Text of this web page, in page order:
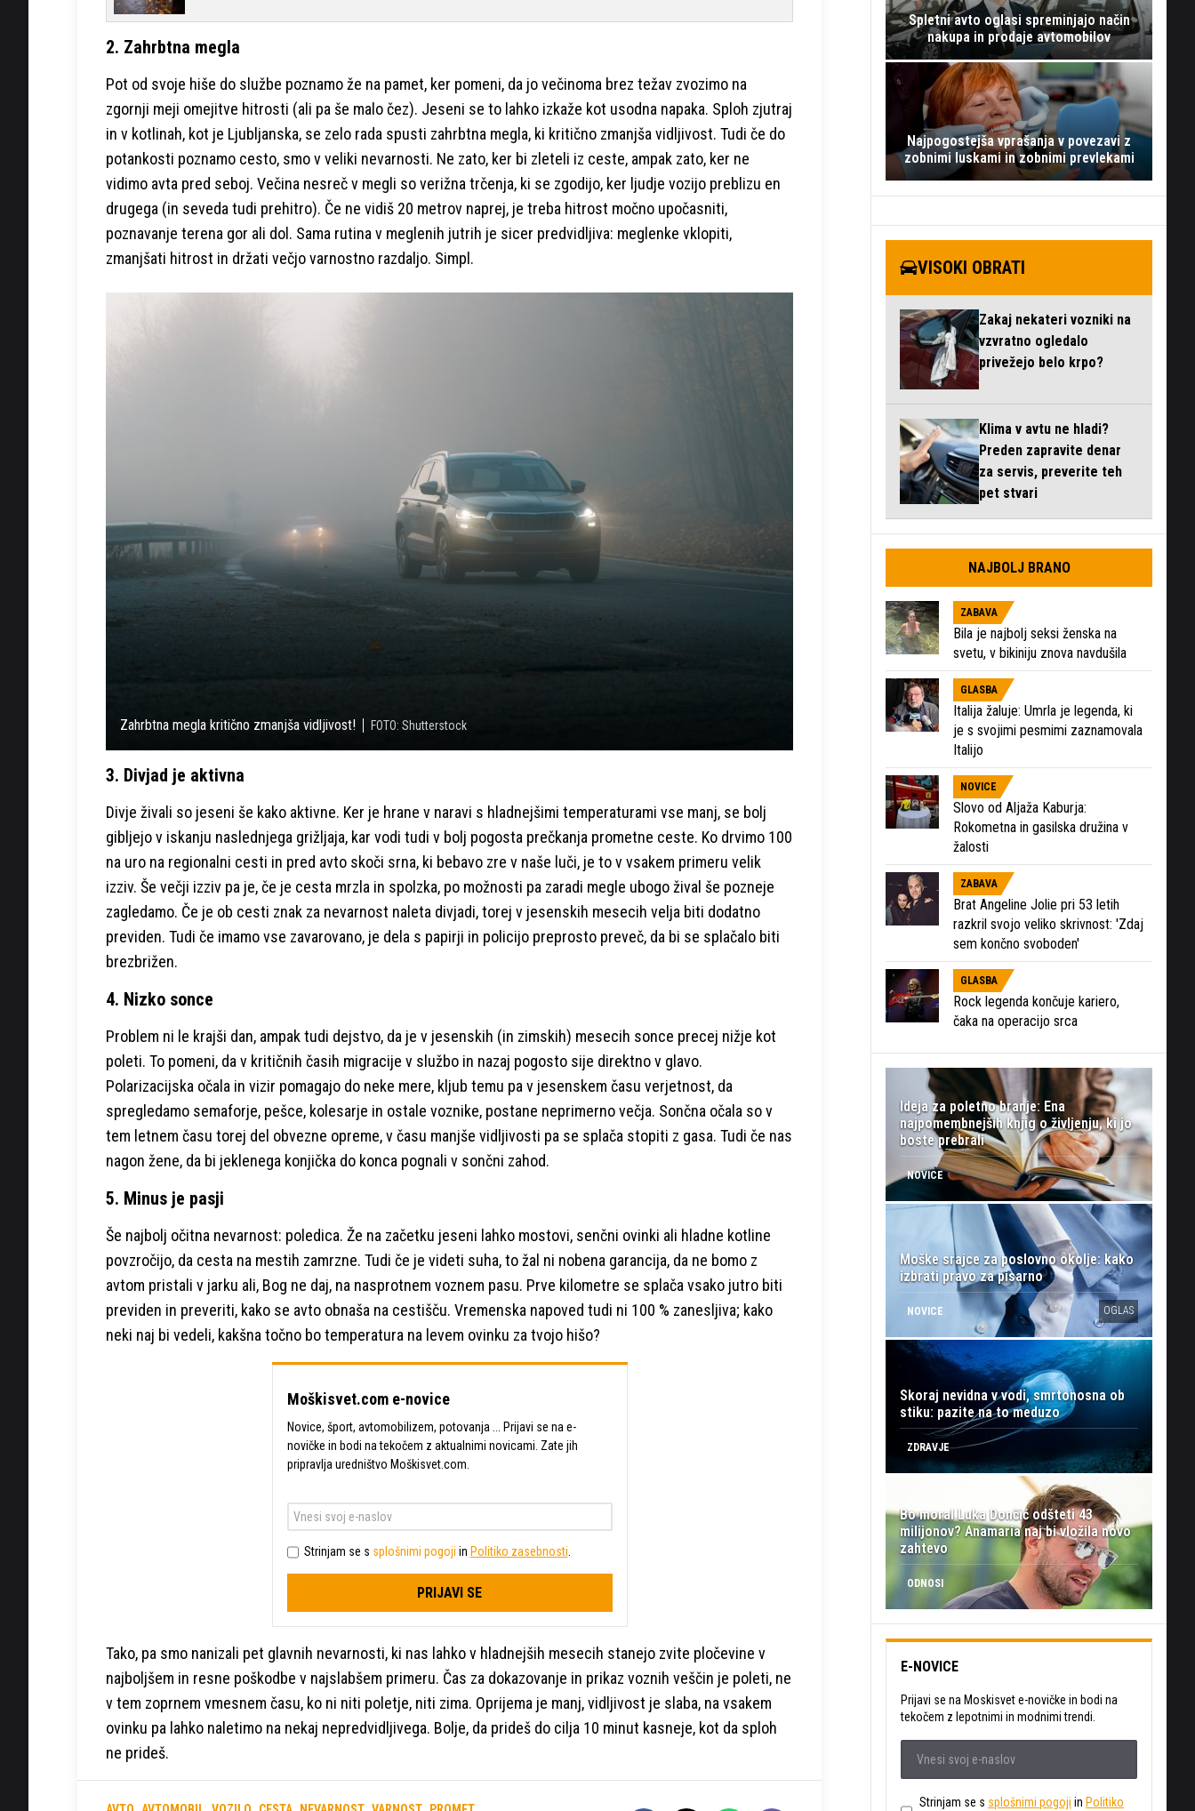
2. Zahrbtna megla
Pot od svoje hiše do službe poznamo že na pamet, ker pomeni, da jo večinoma brez težav zvozimo na
zgornji meji omejitve hitrosti (ali pa še malo čez). Jeseni se to lahko izkaže kot usodna napaka. Sploh zjutraj
in v kotlinah, kot je Ljubljanska, se zelo rada spusti zahrbtna megla, ki kritično zmanjša vidljivost. Tudi če do
potankosti poznamo cesto, smo v veliki nevarnosti. Ne zato, ker bi zleteli iz ceste, ampak zato, ker ne
vidimo avta pred seboj. Večina nesreč v megli so verižna trčenja, ki se zgodijo, ker ljudje vozijo preblizu en
drugega (in seveda tudi prehitro). Če ne vidiš 20 metrov naprej, je treba hitrost močno upočasniti,
poznavanje terena gor ali dol. Sama rutina v meglenih jutrih je sicer predvidljiva: meglenke vklopiti,
zmanjšati hitrost in držati večjo varnostno razdaljo. Simpl.
Zahrbtna megla kritično zmanjša vidljivost! FOTO: Shutterstock
3. Divjad je aktivna
Divje živali so jeseni še kako aktivne. Ker je hrane v naravi s hladnejšimi temperaturami vse manj, se bolj
gibljejo v iskanju naslednjega grižljaja, kar vodi tudi v bolj pogosta prečkanja prometne ceste. Ko drvimo 100
na uro na regionalni cesti in pred avto skoči srna, ki bebavo zre v naše luči, je to v vsakem primeru velik
izziv. Še večji izziv pa je, če je cesta mrzla in spolzka, po možnosti pa zaradi megle ubogo žival še pozneje
zagledamo. Če je ob cesti znak za nevarnost naleta divjadi, torej v jesenskih mesecih velja biti dodatno
previden. Tudi če imamo vse zavarovano, je dela s papirji in policijo preprosto preveč, da bi se splačalo biti
brezbrižen.
4. Nizko sonce
Problem ni le krajši dan, ampak tudi dejstvo, da je v jesenskih (in zimskih) mesecih sonce precej nižje kot
poleti. To pomeni, da v kritičnih časih migracije v službo in nazaj pogosto sije direktno v glavo.
Polarizacijska očala in vizir pomagajo do neke mere, kljub temu pa v jesenskem času verjetnost, da
spregledamo semaforje, pešce, kolesarje in ostale voznike, postane neprimerno večja. Sončna očala so v
tem letnem času torej del obvezne opreme, v času manjše vidljivosti pa se splača stopiti z gasa. Tudi če nas
nagon žene, da bi jeklenega konjička do konca pognali v sončni zahod.
5. Minus je pasji
Še najbolj očitna nevarnost: poledica. Že na začetku jeseni lahko mostovi, senčni ovinki ali hladne kotline
povzročijo, da cesta na mestih zamrzne. Tudi če je videti suha, to žal ni nobena garancija, da ne bomo z
avtom pristali v jarku ali, Bog ne daj, na nasprotnem voznem pasu. Prve kilometre se splača vsako jutro biti
previden in preveriti, kako se avto obnaša na cestišču. Vremenska napoved tudi ni 100 % zanesljiva; kako
neki naj bi vedeli, kakšna točno bo temperatura na levem ovinku za tvojo hišo?
Moškisvet.com e-novice
Novice, šport, avtomobilizem, potovanja ... Prijavi se na e-
novičke in bodi na tekočem z aktualnimi novicami. Zate jih
pripravlja uredništvo Moškisvet.com.
Strinjam se s splošnimi pogoji in Politiko zasebnosti
PRIJAVI SE
Tako, pa smo nanizali pet glavnih nevarnosti, ki nas lahko v hladnejših mesecih stanejo zvite pločevine v
najboljšem in resne poškodbe v najslabšem primeru. Čas za dokazovanje in prikaz voznih veščin je poleti, ne
v tem zoprnem vmesnem času, ko ni niti poletje, niti zima. Oprijema je manj, vidljivost je slaba, na vsakem
ovinku pa lahko naletimo na nekaj nepredvidljivega. Bolje, da prideš do cilja 10 minut kasneje, kot da sploh
ne prideš.
Spletni avto oglasi spreminjajo način
nakupa in prodaje avtomobilov
Najpogostejša vprašanja v povezavi z
zobnimi luskami in zobnimi prevlekami
VISOKI OBRATI
Zakaj nekateri vozniki na
vzvratno ogledalo
privežejo belo krpo?
Klima v avtu ne hladi?
Preden zapravite denar
za servis, preverite teh
pet stvari
NAJBOLJ BRANO
ZABAVA
Bila je najbolj seksi ženska na
svetu, v bikiniju znova navdušila
GLASBA
Italija žaluje: Umrla je legenda, ki
je s svojimi pesmimi zaznamovala
Italijo
NOVICE
Slovo od Aljaža Kaburja:
Rokometna in gasilska družina v
žalosti
ZABAVA
Brat Angeline Jolie pri 53 letih
razkril svojo veliko skrivnost: 'Zdaj
sem končno svoboden'
GLASBA
Rock legenda končuje kariero,
čaka na operacijo srca
Ideja za poletno branje: Ena
najpomembnejših knjig o življenju, ki jo
boste prebrali
NOVICE
Moške srajce za poslovno okolje: kako
izbrati pravo za pisarno
NOVICE OGLAS
Skoraj nevidna v vodi, smrtonosna ob
stiku: pazite na to meduzo
ZDRAVJE
Bo moral Luka Dončić odšteti 43
milijonov? Anamaria naj bi vložila novo
zahtevo
ODNOSI
E-NOVICE
Prijavi se na Moskisvet e-novičke in bodi na
tekočem z lepotnimi in modnimi trendi.
Strinjam se s splošnimi pogoji in Politiko